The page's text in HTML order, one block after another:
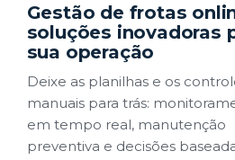
Gestão de frotas
soluções inovadoras
sua operação
Deixe as planilhas e os
manuais para trás:
em tempo real, manutenção
preventiva e decisões